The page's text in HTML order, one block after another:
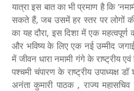
यात्रा इस बात का भी प्रमाण है कि
सकते हैं, जब उसमें हर स्तर पर लोगों
का यह दौरा, इस दिशा में एक
और भविष्य के लिए एक नई उम्मीद
में जीवन धारा नमामी गंगे के राष्ट्रीय एवं
पश्चमी चंपारण के राष्ट्रीय उपाध्यक्ष डॉ
अनंता कुमारी पाठक , राज्य